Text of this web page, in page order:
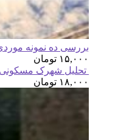
بررسی ده نمونه موردی هتل
۱۵,۰۰۰ تومان
تحلیل شهرک مسکونی
۱۸,۰۰۰ تومان